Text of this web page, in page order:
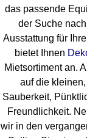
das passende
der Suche
Ausstattung für
bietet Ihnen
Mietsortiment an.
auf die
Sauberkeit,
Freundlichkeit.
wir in den